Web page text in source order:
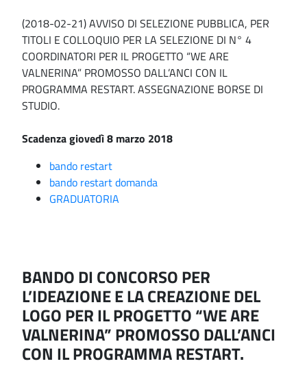
(2018-02-21) AVVISO DI SELEZIONE PUBBLICA, PER
TITOLI E COLLOQUIO PER LA SELEZIONE DI N° 4
COORDINATORI PER IL PROGETTO “WE ARE
VALNERINA” PROMOSSO DALL’ANCI CON IL
PROGRAMMA RESTART. ASSEGNAZIONE BORSE DI
STUDIO.
Scadenza giovedì 8 marzo 2018
bando restart
bando restart domanda
GRADUATORIA
BANDO DI CONCORSO PER
L’IDEAZIONE E LA CREAZIONE DEL
LOGO PER IL PROGETTO “WE ARE
VALNERINA” PROMOSSO DALL’ANCI
CON IL PROGRAMMA RESTART.